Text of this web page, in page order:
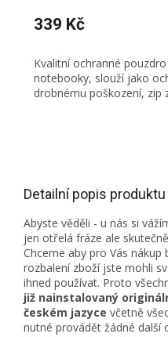
339 Kč
Kvalitní ochranné
notebooky, slouží jako
drobnému poškození, zip
Detailní popis produktu
Abyste věděli - u nás si
jen otřelá fráze ale
Chceme aby pro Vás
rozbalení zboží jste mohli
ihned používat. Proto
již nainstalovaný
českém jazyce včetně
nutné provádět žádné další